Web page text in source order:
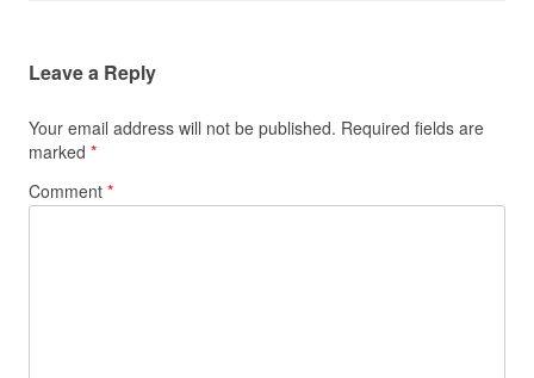
Leave a Reply
Your email address will not be published. Required fields are
marked *
Comment *